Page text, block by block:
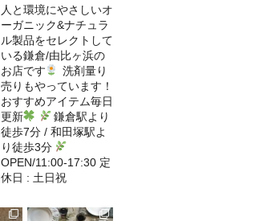
人と環境にやさしいオ
ーガニック&ナチュラ
ル製品をセレクトして
いる鎌倉/由比ヶ浜の
お店です
洗剤量り
売りもやっています！
おすすめアイテム毎日
更新
鎌倉駅より
徒歩7分 / 和田塚駅よ
り徒歩3分
OPEN/11:00-17:30 定
休日 : 土日祝